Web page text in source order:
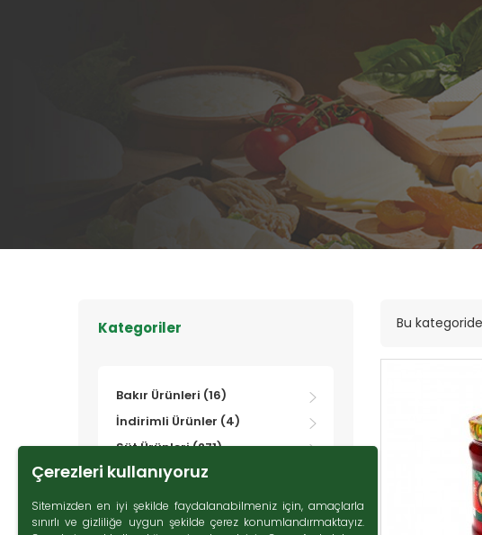
Kategoriler
Bakır Ürünleri (16)
İndirimli Ürünler (4)
Süt Ürünleri (271)
Zeytin (69)
Gurme Ürünler (107)
Tatlı Lezzetler (230)
Bu
Çerezleri kullanıyoruz
Sitemizden en iyi şekilde faydalanabilmeniz için, amaçlarla
sınırlı ve gizliliğe uygun şekilde çerez konumlandırmaktayız.